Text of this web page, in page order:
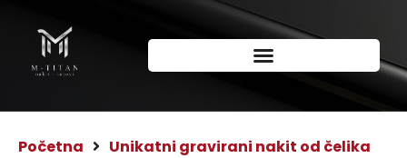
Početna
Unikatni gravirani nakit od čelika